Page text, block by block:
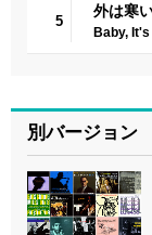
5
外は寒
Baby,
別バージョン